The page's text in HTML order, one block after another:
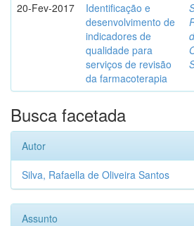
20-Fev-2017
Identificação e
desenvolvimento de
indicadores de
qualidade para
serviços de revisão
da farmacoterapia
Busca facetada
Autor
Silva, Rafaella de Oliveira Santos
Assunto